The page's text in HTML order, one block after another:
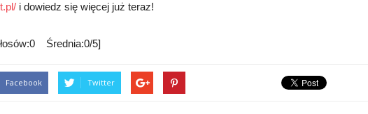
i dowiedz się więcej już teraz!
Średnia:0/5]
Facebook Twitter